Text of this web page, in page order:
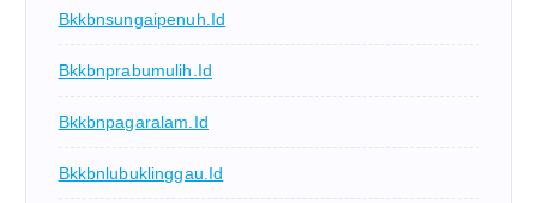
Bkkbnsungaipenuh.id
Bkkbnprabumulih.id
Bkkbnpagaralam.id
Bkkbnlubuklinggau.id